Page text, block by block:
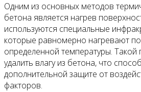
Одним из основных методов
бетона является нагрев
используются специальные
которые равномерно нагревают
определенной температуры. Такой
удалить влагу из бетона, что
дополнительной защите от
факторов.